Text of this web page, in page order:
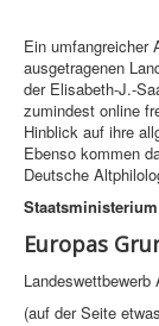
Ein umfangreicher
ausgetragenen
der Elisabeth-J.-
zumindest online
Hinblick auf ihre
Ebenso kommen
Deutsche
Europas
Landeswettbewerb
(auf der Seite